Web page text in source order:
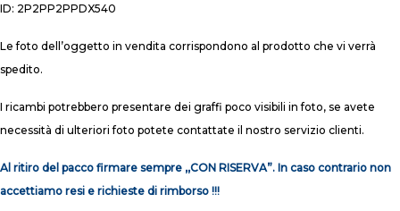
ID: 2P2PP2PPDX540
Le foto dell’oggetto in vendita corrispondono al prodotto che vi verrà
spedito.
I ricambi potrebbero presentare dei graffi poco visibili in foto, se avete
necessità di ulteriori foto potete contattate il nostro servizio clienti.
Al ritiro del pacco firmare sempre ,,CON RISERVA”. In caso contrario non
accettiamo resi e richieste di rimborso !!!